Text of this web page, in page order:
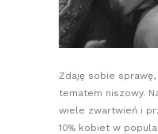
Zdaję sobie
tematem niszowy.
wiele zwartwień i
10% kobiet w